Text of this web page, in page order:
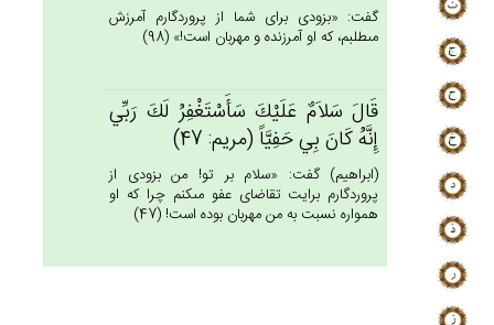
گفت: «بزودى براى شما از پروردگارم آمرزش
مى‏طلبم، كه او آمرزنده و مهربان است!» (98)
قَال‌َ سَلاَم‌ٌ عَلَيْك‌َ سَأَسْتَغْفِرُ لَك‌َ رَبِّي‌
إِنَّه‌ُ كَان‌َ بِي‌ حَفِيَّاً (مريم: 47)
(ابراهيم) گفت: «سلام بر تو! من بزودى از
پروردگارم برايت تقاضاى عفو مى‏كنم چرا كه او
همواره نسبت به من مهربان بوده است! (47)